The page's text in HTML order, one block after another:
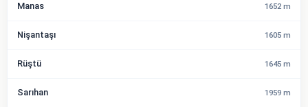
Manas 1652 m
Nişantaşı 1605 m
Rüştü 1645 m
Sarıhan 1959 m